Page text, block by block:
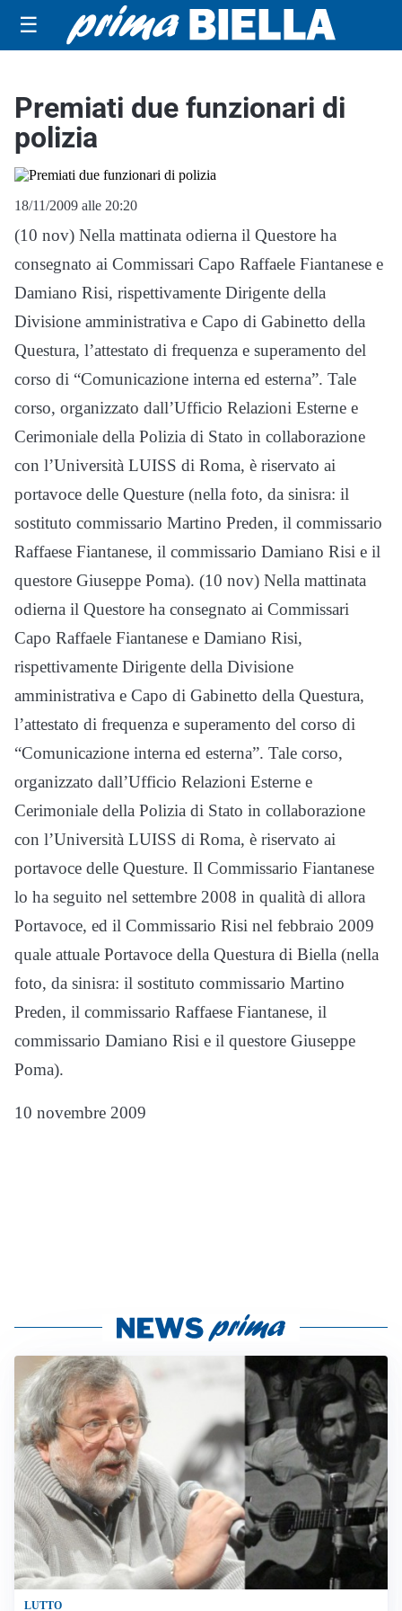
☰
Premiati due funzionari di
polizia
18/11/2009 alle 20:20
(10 nov) Nella mattinata odierna il Questore ha
consegnato ai Commissari Capo Raffaele Fiantanese e
Damiano Risi, rispettivamente Dirigente della
Divisione amministrativa e Capo di Gabinetto della
Questura, l’attestato di frequenza e superamento del
corso di “Comunicazione interna ed esterna”. Tale
corso, organizzato dall’Ufficio Relazioni Esterne e
Cerimoniale della Polizia di Stato in collaborazione
con l’Università LUISS di Roma, è riservato ai
portavoce delle Questure (nella foto, da sinisra: il
sostituto commissario Martino Preden, il commissario
Raffaese Fiantanese, il commissario Damiano Risi e il
questore Giuseppe Poma). (10 nov) Nella mattinata
odierna il Questore ha consegnato ai Commissari
Capo Raffaele Fiantanese e Damiano Risi,
rispettivamente Dirigente della Divisione
amministrativa e Capo di Gabinetto della Questura,
l’attestato di frequenza e superamento del corso di
“Comunicazione interna ed esterna”. Tale corso,
organizzato dall’Ufficio Relazioni Esterne e
Cerimoniale della Polizia di Stato in collaborazione
con l’Università LUISS di Roma, è riservato ai
portavoce delle Questure. Il Commissario Fiantanese
lo ha seguito nel settembre 2008 in qualità di allora
Portavoce, ed il Commissario Risi nel febbraio 2009
quale attuale Portavoce della Questura di Biella (nella
foto, da sinisra: il sostituto commissario Martino
Preden, il commissario Raffaese Fiantanese, il
commissario Damiano Risi e il questore Giuseppe
Poma).
10 novembre 2009
LUTTO